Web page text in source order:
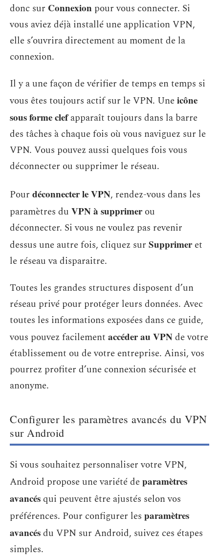
donc sur Connexion pour vous connecter. Si
vous aviez déjà installé une application VPN,
elle s’ouvrira directement au moment de la
connexion.
Il y a une façon de vérifier de temps en temps si
vous êtes toujours actif sur le VPN. Uneicône
sous forme clefapparaît toujours dans la barre
des tâches à chaque fois où vous naviguez sur le
VPN. Vous pouvez aussi quelques fois vous
déconnecter ou supprimer le réseau.
Pour déconnecter le VPN, rendez-vous dans les
paramètres du VPN à supprimerou
déconnecter. Si vous ne voulez pas revenir
dessus une autre fois, cliquez sur Supprimeret
le réseau va disparaitre.
Toutes les grandes structures disposent d’un
réseau privé pour protéger leurs données. Avec
toutes les informations exposées dans ce guide,
vous pouvez facilement accéder au VPNde votre
établissement ou de votre entreprise. Ainsi, vos
pourrez profiter d’une connexion sécurisée et
anonyme.
Configurer les paramètres avancés du VPN
sur Android
Si vous souhaitez personnaliser votre VPN,
Android propose une variété deparamètres
avancés qui peuvent être ajustés selon vos
préférences. Pour configurer les paramètres
avancésdu VPN sur Android, suivez ces étapes
simples.